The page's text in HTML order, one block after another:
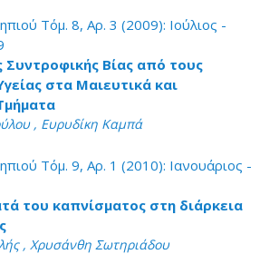
Τόμ. 8, Αρ. 3 (2009): Ιούλιος -
Συντροφικής Βίας από τους
στα Μαιευτικά και
, Ευρυδίκη Καμπά
Τόμ. 9, Αρ. 1 (2010): Ιανουάριος -
του καπνίσματος στη διάρκεια
, Χρυσάνθη Σωτηριάδου